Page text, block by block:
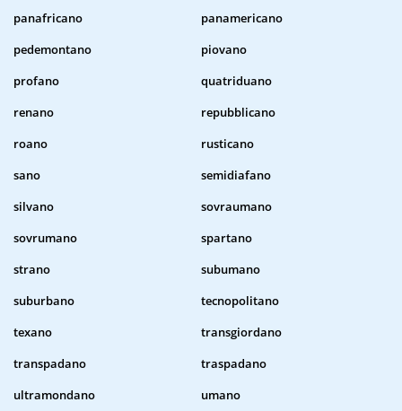
panafricano
panamericano
pedemontano
piovano
profano
quatriduano
renano
repubblicano
roano
rusticano
sano
semidiafano
silvano
sovraumano
sovrumano
spartano
strano
subumano
suburbano
tecnopolitano
texano
transgiordano
transpadano
traspadano
ultramondano
umano